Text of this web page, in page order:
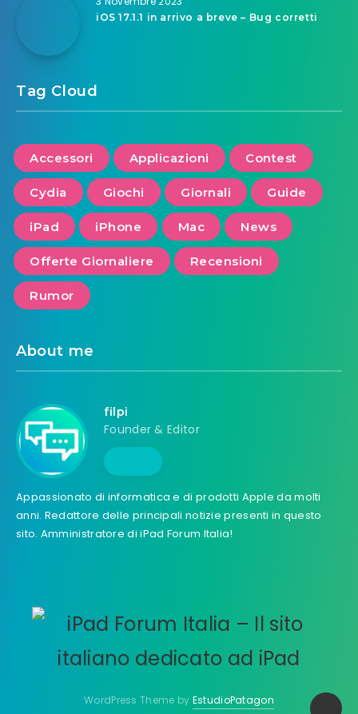
iOS 17.1.1 in arrivo a breve – Bug corretti
Tag Cloud
Accessori Applicazioni Contest
Cydia Giochi Giornali Guide
iPad iPhone Mac News
Offerte Giornaliere Recensioni
Rumor
About me
filpi
Founder & Editor
Appassionato di informatica e di prodotti Apple da molti
anni. Redattore delle principali notizie presenti in questo
sito. Amministratore di iPad Forum Italia!
WordPress Theme by EstudioPatagon